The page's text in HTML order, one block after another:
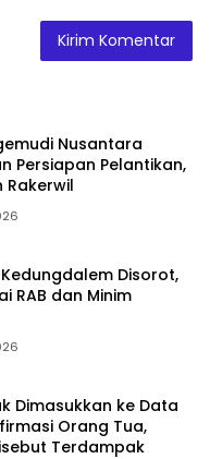
Nusantara
Persiapan Pelantikan,
Rakerwil
Kedungdalem Disorot,
RAB dan Minim
Dimasukkan ke Data
Orang Tua,
Terdampak